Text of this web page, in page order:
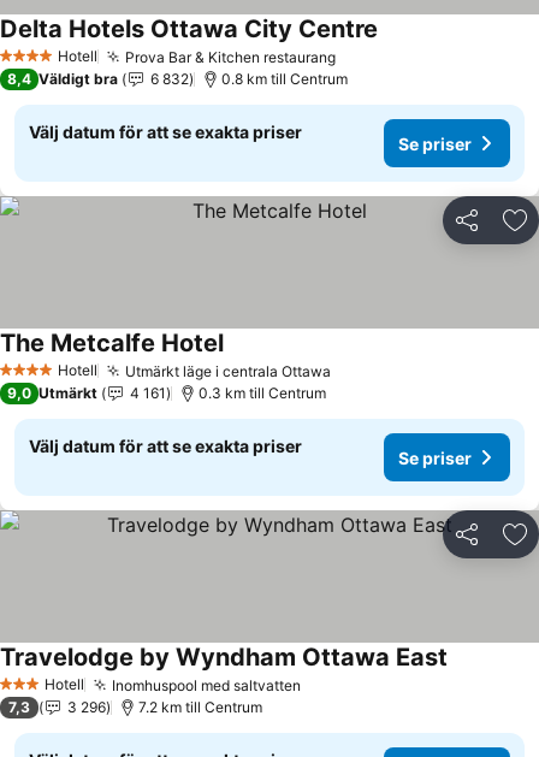
4 StjärnorHotell Prova Bar & Kitchen restaurang
Delta Hotels Ottawa City Centre
8,4 Väldigt bra 6 832 0.8 km till Centrum
Välj datum för att se exakta priser
Se priser
Dela
4 StjärnorHotell Utmärkt läge i centrala Ottawa
The Metcalfe Hotel
9,0 Utmärkt 4 161 0.3 km till Centrum
Välj datum för att se exakta priser
Se priser
Dela
3 StjärnorHotell Inomhuspool med saltvatten
Travelodge by Wyndham Ottawa East
7,3 3 296 7.2 km till Centrum